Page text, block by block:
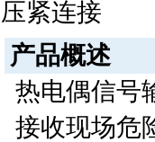
压紧连接
产品概述
热电偶信号
接收现场危